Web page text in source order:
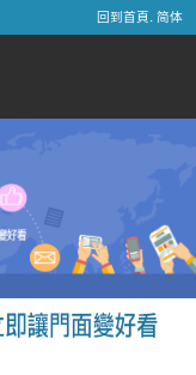
回到首頁. 简体